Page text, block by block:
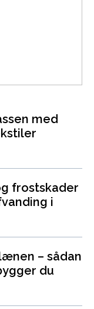
med
frostskader
i
– sådan
du